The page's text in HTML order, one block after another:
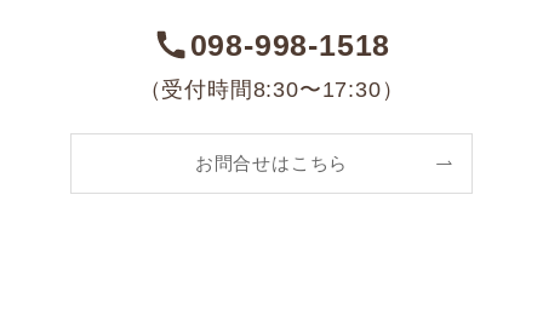
098-998-1518
（受付時間8:30〜17:30）
お問合せはこちら